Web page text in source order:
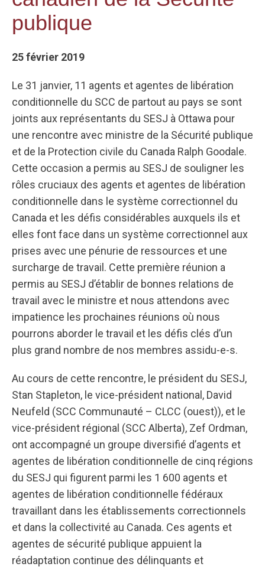
publique
25 février 2019
Le 31 janvier, 11 agents et agentes de libération
conditionnelle du SCC de partout au pays se sont
joints aux représentants du SESJ à Ottawa pour
une rencontre avec ministre de la Sécurité publique
et de la Protection civile du Canada Ralph Goodale.
Cette occasion a permis au SESJ de souligner les
rôles cruciaux des agents et agentes de libération
conditionnelle dans le système correctionnel du
Canada et les défis considérables auxquels ils et
elles font face dans un système correctionnel aux
prises avec une pénurie de ressources et une
surcharge de travail. Cette première réunion a
permis au SESJ d’établir de bonnes relations de
travail avec le ministre et nous attendons avec
impatience les prochaines réunions où nous
pourrons aborder le travail et les défis clés d’un
plus grand nombre de nos membres assidu-e-s.
Au cours de cette rencontre, le président du SESJ,
Stan Stapleton, le vice-président national, David
Neufeld (SCC Communauté – CLCC (ouest)), et le
vice-président régional (SCC Alberta), Zef Ordman,
ont accompagné un groupe diversifié d’agents et
agentes de libération conditionnelle de cinq régions
du SESJ qui figurent parmi les 1 600 agents et
agentes de libération conditionnelle fédéraux
travaillant dans les établissements correctionnels
et dans la collectivité au Canada. Ces agents et
agentes de sécurité publique appuient la
réadaptation continue des délinquants et